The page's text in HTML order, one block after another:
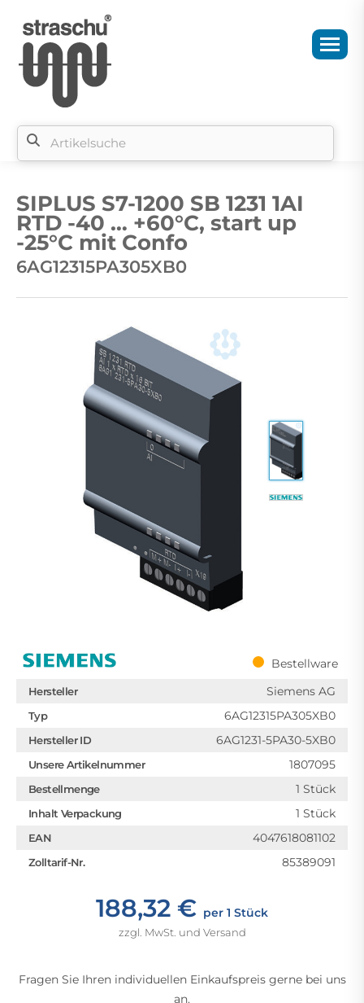
SIPLUS S7-1200 SB 1231 1AI
RTD -40 … +60°C, start up
-25°C mit Confo
6AG12315PA305XB0
Bestellware
Hersteller Siemens AG
Typ 6AG12315PA305XB0
Hersteller ID 6AG1231-5PA30-5XB0
Unsere Artikelnummer 1807095
Bestellmenge 1 Stück
Inhalt Verpackung 1 Stück
EAN 4047618081102
Zolltarif-Nr. 85389091
188,32 € per 1 Stück
zzgl. MwSt. und Versand
Fragen Sie Ihren individuellen Einkaufspreis gerne bei uns
an.